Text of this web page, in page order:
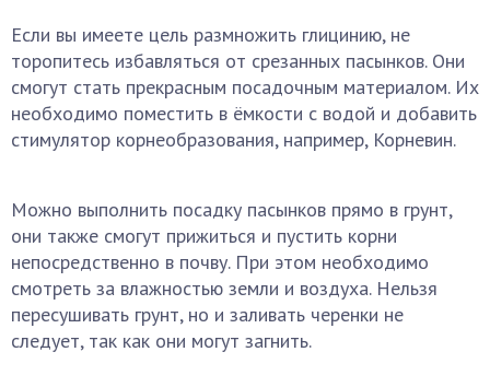
Если вы имеете цель размножить глицинию, не
торопитесь избавляться от срезанных пасынков. Они
смогут стать прекрасным посадочным материалом. Их
необходимо поместить в ёмкости с водой и добавить
стимулятор корнеобразования, например, Корневин.
Можно выполнить посадку пасынков прямо в грунт,
они также смогут прижиться и пустить корни
непосредственно в почву. При этом необходимо
смотреть за влажностью земли и воздуха. Нельзя
пересушивать грунт, но и заливать черенки не
следует, так как они могут загнить.